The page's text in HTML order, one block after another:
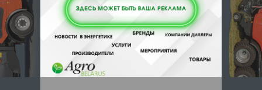
Чтобы оставить комментарий или
выставить рейтинг, нужно
Зарегистрироваться